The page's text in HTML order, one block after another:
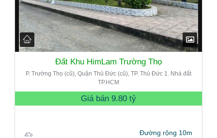
Đất Khu HimLam Trường Thọ
P. Trường Thọ (cũ), Quận Thủ Đức (cũ), TP. Thủ Đức 1. Nhà đất
TP.HCM
Giá bán 9.80 tỷ
Đường rộng 10m